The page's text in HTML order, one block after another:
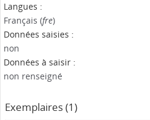
Langues :
Français (fre)
Données saisies :
non
Données à saisir :
non renseigné
Exemplaires (1)